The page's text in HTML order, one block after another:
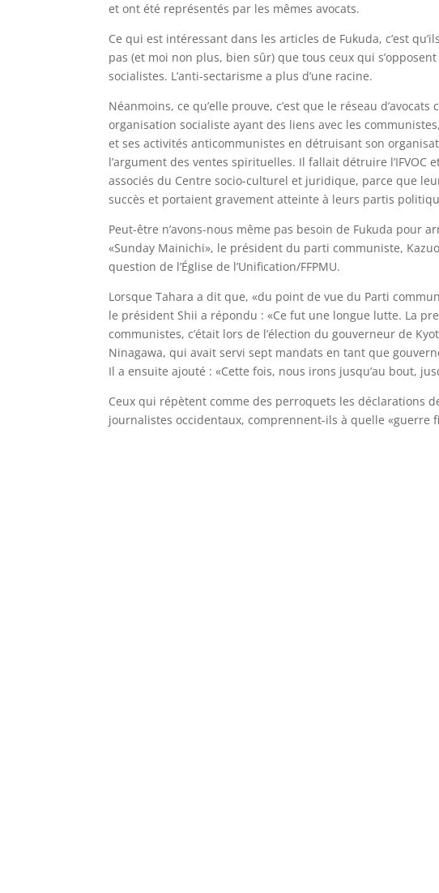
et ont été représentés par les mêmes avocats.
Ce qui est intéressant dans les articles de Fukuda, c’est
pas (et moi non plus, bien sûr) que tous ceux qui
socialistes. L’anti-sectarisme a plus d’une racine.
Néanmoins, ce qu’elle prouve, c’est que le réseau
organisation socialiste ayant des liens avec les
et ses activités anticommunistes en détruisant son
l’argument des ventes spirituelles. Il fallait détruire l’IFVOC
associés du Centre socio-culturel et juridique, parce que
succès et portaient gravement atteinte à leurs partis
Peut-être n’avons-nous même pas besoin de Fukuda pour
«Sunday Mainichi», le président du parti communiste,
question de l’Église de l’Unification/FFPMU.
Lorsque Tahara a dit que, «du point de vue du Parti
le président Shii a répondu : «Ce fut une longue lutte. La
communistes, c’était lors de l’élection du gouverneur de
Ninagawa, qui avait servi sept mandats en tant que
Il a ensuite ajouté : «Cette fois, nous irons jusqu’au bout,
Ceux qui répètent comme des perroquets les déclarations
journalistes occidentaux, comprennent-ils à quelle «guerre